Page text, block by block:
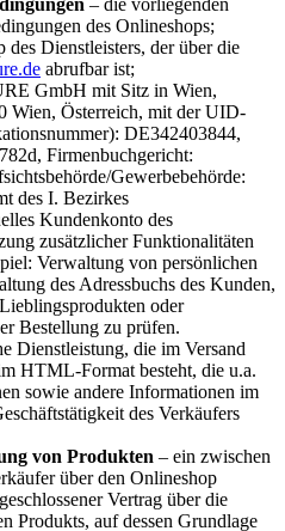
– die vorliegenden
des Onlineshops;
des Dienstleisters, der über die
abrufbar ist;
GmbH mit Sitz in Wien,
Wien, Österreich, mit der UID-
DE342403844,
Firmenbuchgericht:
Gewerbebehörde:
des I. Bezirkes
Kundenkonto des
zusätzlicher Funktionalitäten
Verwaltung von persönlichen
des Adressbuchs des Kunden,
oder
Bestellung zu prüfen.
Dienstleistung, die im Versand
HTML-Format besteht, die u.a.
sowie andere Informationen im
des Verkäufers
von Produkten – ein zwischen
über den Onlineshop
Vertrag über die
Produkts, auf dessen Grundlage